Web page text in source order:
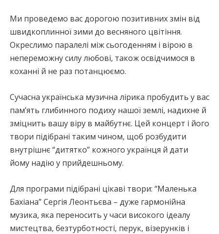
Ми проведемо вас дорогою позитивних змін від
швидкоплинної зими до весняного цвітіння.
Окреслимо паралелі між сьогоденням і вірою в
непереможну силу любові, також освідчимося в
коханні й не раз потанцюємо.
Сучасна українська музична лірика пробудить у вас
пам’ять глибинного подиху нашої землі, надихне й
зміцнить вашу віру в майбутнє. Цей концерт і його
твори підібрані таким чином, щоб розбудити
внутрішнє “дитятко” кожного українця й дати
йому надію у прийдешньому.
Для програми підібрані цікаві твори: “Маленька
Бахіана” Сергія Леонтьєва – дуже гармонійна
музика, яка переносить у часи високого ідеалу
мистецтва, безтурботності, перук, візерунків і